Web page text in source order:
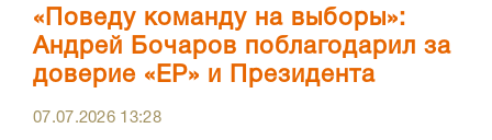
«Поведу команду на выборы»:
Андрей Бочаров поблагодарил за
доверие «ЕР» и Президента
07.07.2026 13:28